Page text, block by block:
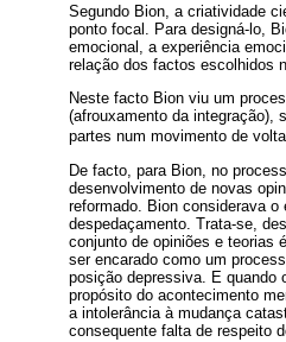
Segundo Bion, a criatividade
ponto focal. Para designá-lo,
emocional, a experiência
relação dos factos escolhidos
Neste facto Bion viu um
(afrouxamento da integração),
partes num movimento de
De facto, para Bion, no
desenvolvimento de novas
reformado. Bion considerava
despedaçamento. Trata-se,
conjunto de opiniões e teorias
ser encarado como um
posição depressiva. E quando
propósito do acontecimento
a intolerância à mudança
consequente falta de respeito